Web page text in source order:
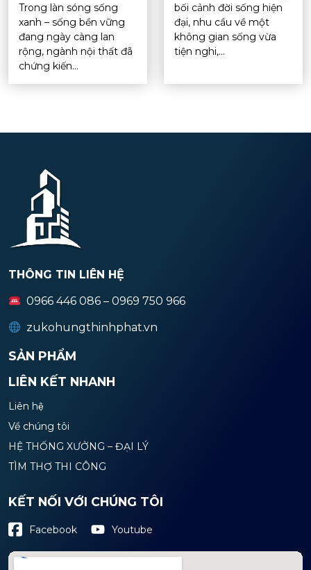
Trong làn sóng sống
xanh – sống bền vững
đang ngày càng lan
rộng, ngành nội thất đã
chứng kiến...
bối cảnh đời sống hiện
đại, nhu cầu về một
không gian sống vừa
tiện nghi,...
THÔNG TIN LIÊN HỆ
0966 446 086 – 0969 750 966
zukohungthinhphat.vn
SẢN PHẨM
LIÊN KẾT NHANH
Liên hệ
Về chúng tôi
HỆ THỐNG XƯỞNG – ĐẠI LÝ
TÌM THỢ THI CÔNG
KẾT NỐI VỚI CHÚNG TÔI
Facebook Youtube